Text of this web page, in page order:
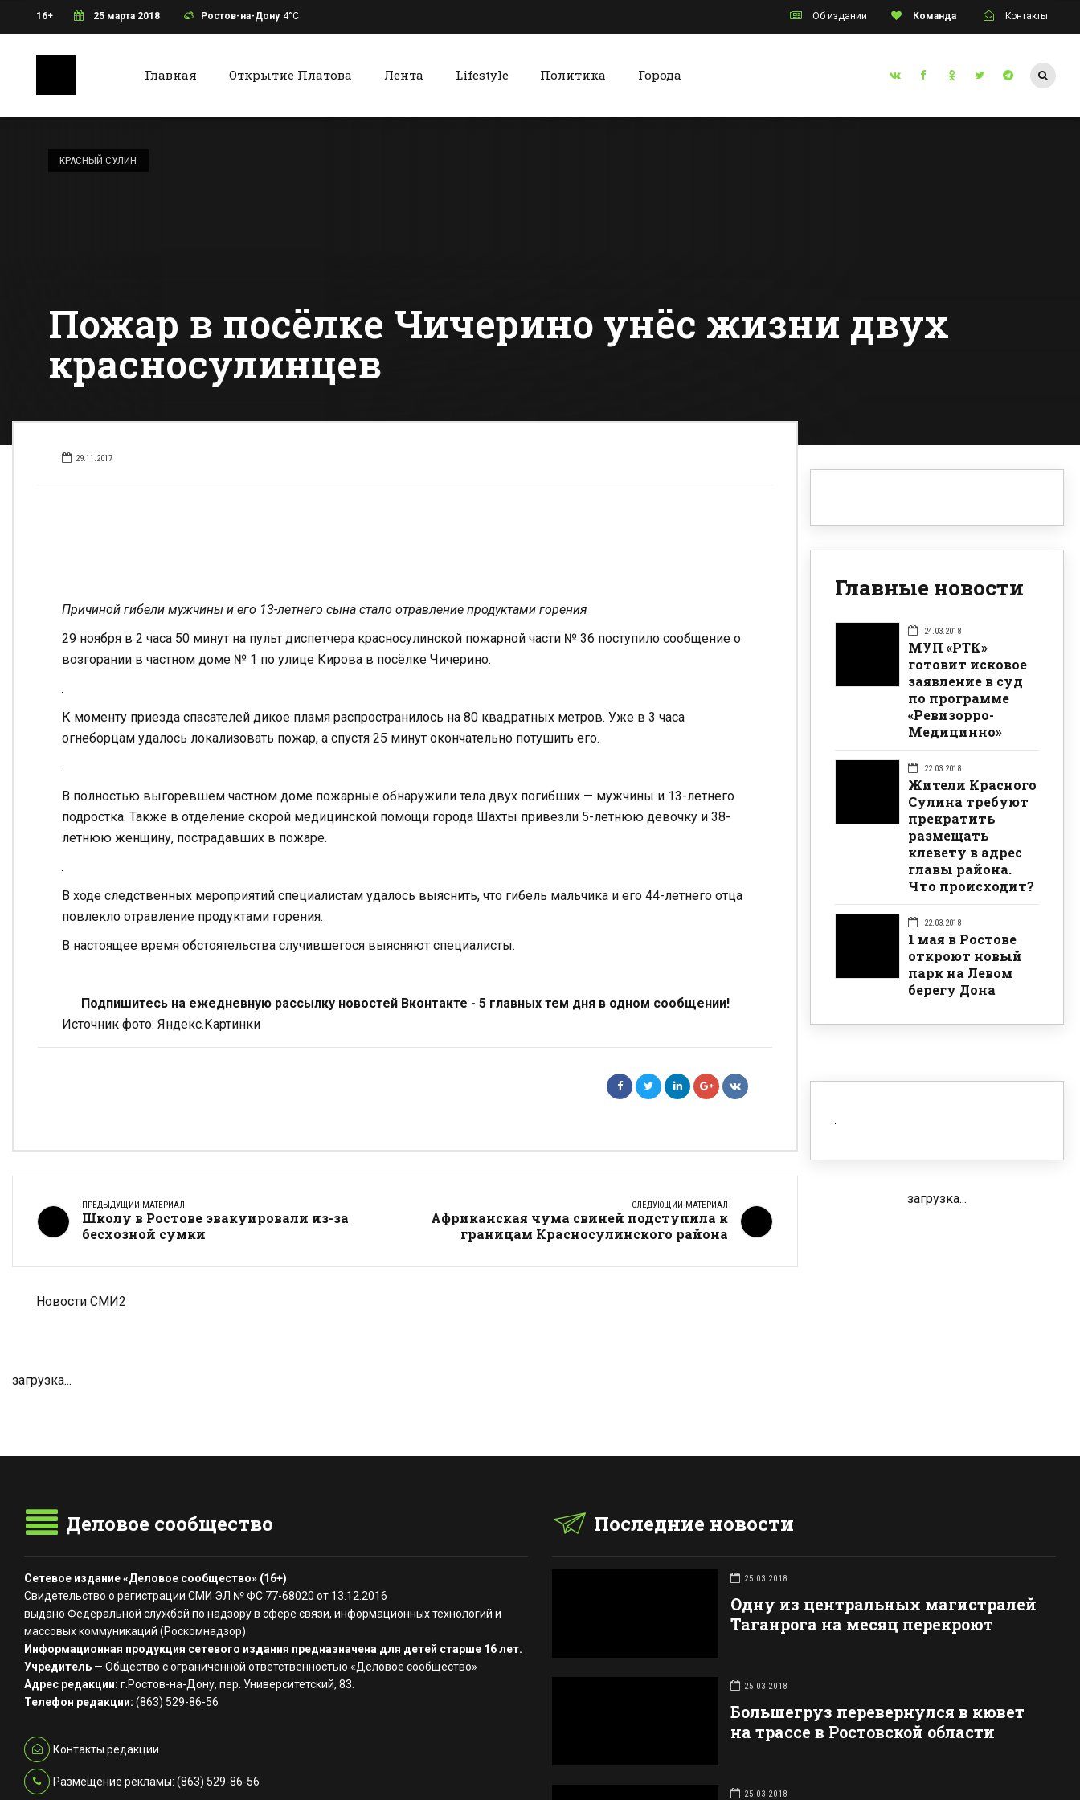
16+ 25 марта 2018 Ростов-на-Дону 4°C Об издании Команда Контакты
Главная Открытие Платова Лента Lifestyle Политика Города
КРАСНЫЙ СУЛИН
Пожар в посёлке Чичерино унёс жизни двух
красносулинцев
29.11.2017
Причиной гибели мужчины и его 13-летнего сына стало отравление продуктами горения
29 ноября в 2 часа 50 минут на пульт диспетчера красносулинской пожарной части № 36 поступило сообщение о
возгорании в частном доме № 1 по улице Кирова в посёлке Чичерино.
К моменту приезда спасателей дикое пламя распространилось на 80 квадратных метров. Уже в 3 часа
огнеборцам удалось локализовать пожар, а спустя 25 минут окончательно потушить его.
В полностью выгоревшем частном доме пожарные обнаружили тела двух погибших — мужчины и 13-летнего
подростка. Также в отделение скорой медицинской помощи города Шахты привезли 5-летнюю девочку и 38-
летнюю женщину, пострадавших в пожаре.
В ходе следственных мероприятий специалистам удалось выяснить, что гибель мальчика и его 44-летнего отца
повлекло отравление продуктами горения.
В настоящее время обстоятельства случившегося выясняют специалисты.
Подпишитесь на ежедневную рассылку новостей Вконтакте - 5 главных тем дня в одном сообщении!
Источник фото: Яндекс.Картинки
ПРЕДЫДУЩИЙ МАТЕРИАЛ
Школу в Ростове эвакуировали из-за
бесхозной сумки
СЛЕДУЮЩИЙ МАТЕРИАЛ
Африканская чума свиней подступила к
границам Красносулинского района
Новости СМИ2
загрузка...
Главные новости
24.03.2018
МУП «РТК»
готовит исковое
заявление в суд
по программе
«Ревизорро-
Медицинно»
22.03.2018
Жители Красного
Сулина требуют
прекратить
размещать
клевету в адрес
главы района.
Что происходит?
22.03.2018
1 мая в Ростове
откроют новый
парк на Левом
берегу Дона
загрузка...
Деловое сообщество
Сетевое издание «Деловое сообщество» (16+)
Свидетельство о регистрации СМИ ЭЛ № ФС 77-68020 от 13.12.2016
выдано Федеральной службой по надзору в сфере связи, информационных технологий и
массовых коммуникаций (Роскомнадзор)
Информационная продукция сетевого издания предназначена для детей старше 16 лет.
Учредитель — Общество с ограниченной ответственностью «Деловое сообщество»
Адрес редакции: г.Ростов-на-Дону, пер. Университетский, 83.
Телефон редакции: (863) 529-86-56
Контакты редакции
Размещение рекламы: (863) 529-86-56
Последние новости
25.03.2018
Одну из центральных магистралей
Таганрога на месяц перекроют
25.03.2018
Большегруз перевернулся в кювет
на трассе в Ростовской области
25.03.2018